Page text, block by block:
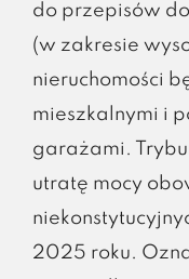
do przepisów
(w zakresie
nieruchomości
mieszkalnymi i
garażami.
utratę mocy
2025 roku.